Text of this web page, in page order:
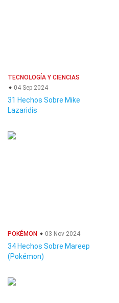
TECNOLOGÍA Y CIENCIAS
04 Sep 2024
31 Hechos Sobre Mike
Lazaridis
POKÉMON 03 Nov 2024
34 Hechos Sobre Mareep
(Pokémon)